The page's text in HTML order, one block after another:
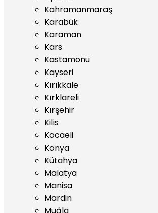
Kahramanmaraş
Karabük
Karaman
Kars
Kastamonu
Kayseri
Kırıkkale
Kırklareli
Kırşehir
Kilis
Kocaeli
Konya
Kütahya
Malatya
Manisa
Mardin